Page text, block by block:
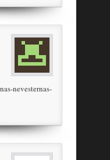
nevesternas-